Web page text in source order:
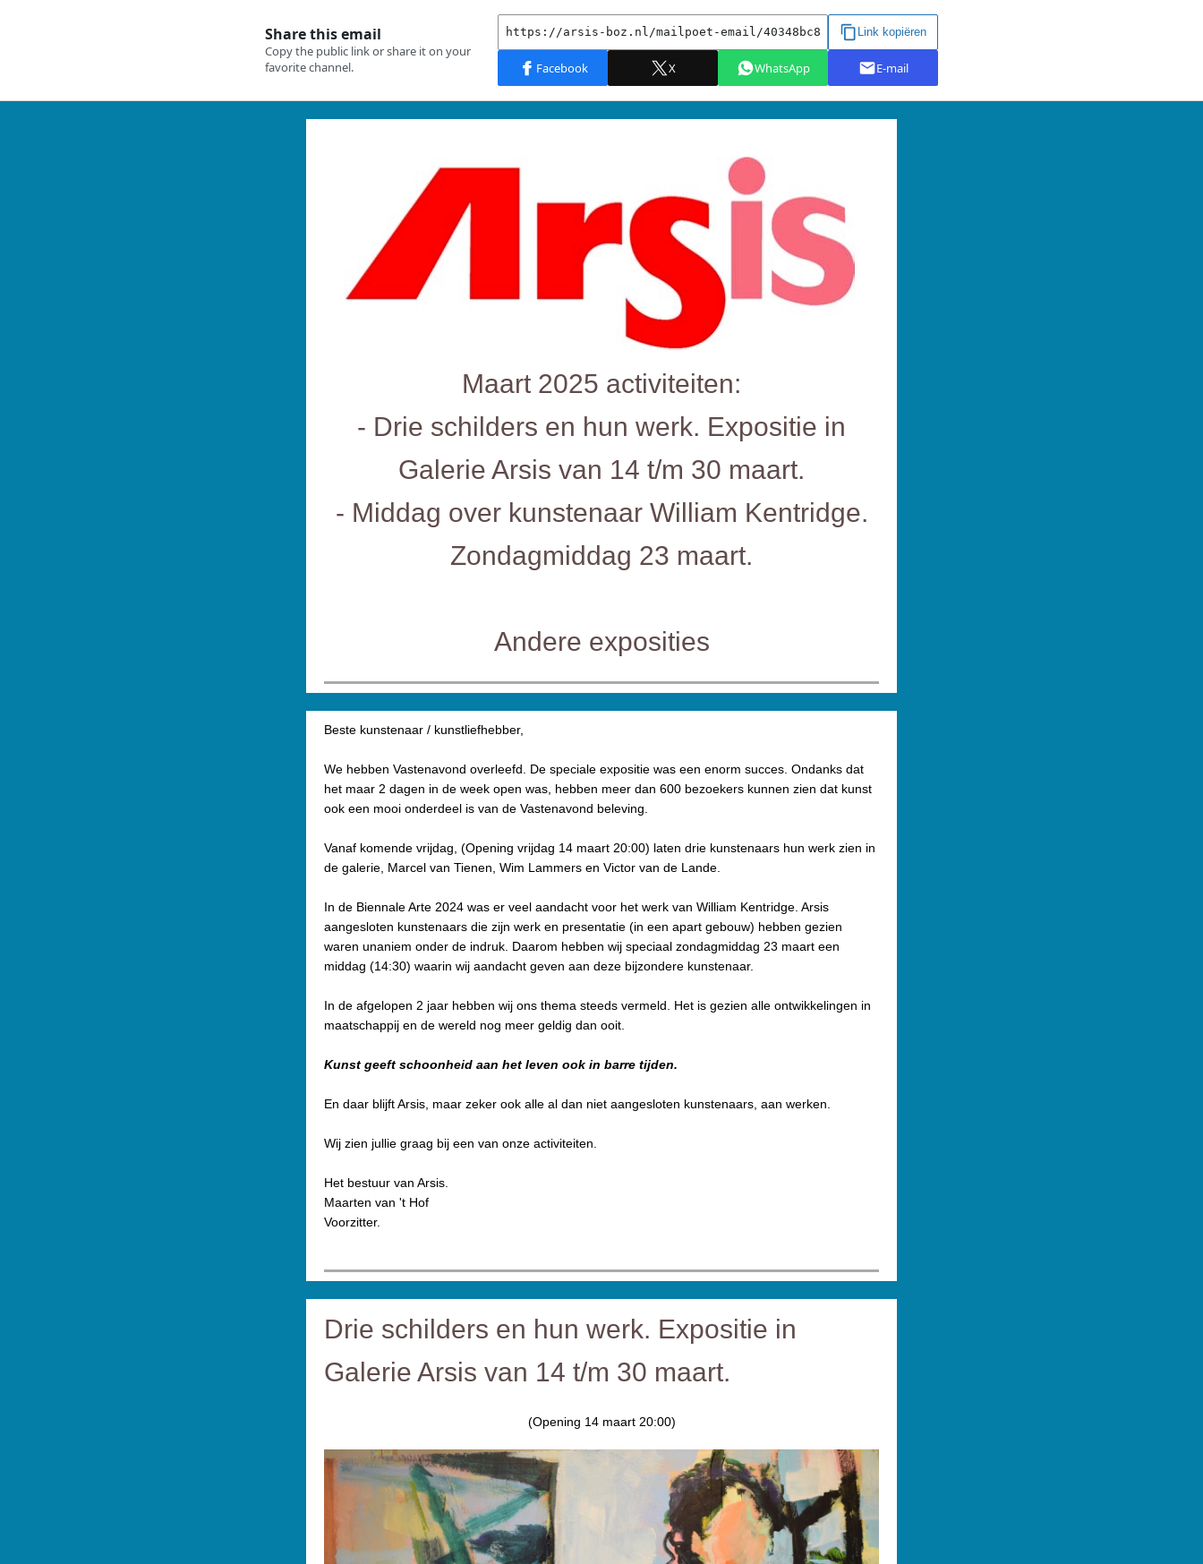
Maart 2025 activiteiten:
- Drie schilders en hun werk. Expositie in
Galerie Arsis van 14 t/m 30 maart.
- Middag over kunstenaar William Kentridge.
Zondagmiddag 23 maart.
Andere exposities
Beste kunstenaar / kunstliefhebber,
We hebben Vastenavond overleefd. De speciale expositie was een enorm succes. Ondanks dat
het maar 2 dagen in de week open was, hebben meer dan 600 bezoekers kunnen zien dat kunst
ook een mooi onderdeel is van de Vastenavond beleving.
Vanaf komende vrijdag, (Opening vrijdag 14 maart 20:00) laten drie kunstenaars hun werk zien in
de galerie, Marcel van Tienen, Wim Lammers en Victor van de Lande.
In de Biennale Arte 2024 was er veel aandacht voor het werk van William Kentridge. Arsis
aangesloten kunstenaars die zijn werk en presentatie (in een apart gebouw) hebben gezien
waren unaniem onder de indruk. Daarom hebben wij speciaal zondagmiddag 23 maart een
middag (14:30) waarin wij aandacht geven aan deze bijzondere kunstenaar.
In de afgelopen 2 jaar hebben wij ons thema steeds vermeld. Het is gezien alle ontwikkelingen in
maatschappij en de wereld nog meer geldig dan ooit.
Kunst geeft schoonheid aan het leven ook in barre tijden.
En daar blijft Arsis, maar zeker ook alle al dan niet aangesloten kunstenaars, aan werken.
Wij zien jullie graag bij een van onze activiteiten.
Het bestuur van Arsis.
Maarten van 't Hof
Voorzitter.
Drie schilders en hun werk. Expositie in
Galerie Arsis van 14 t/m 30 maart.
(Opening 14 maart 20:00)